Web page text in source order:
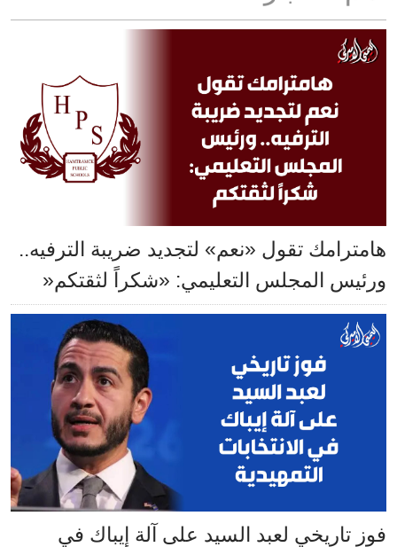
هامترامك تقول «نعم» لتجديد ضريبة الترفيه..
ورئيس المجلس التعليمي: «شكراً لثقتكم«
فوز تاريخي لعبد السيد على آلة إيباك في